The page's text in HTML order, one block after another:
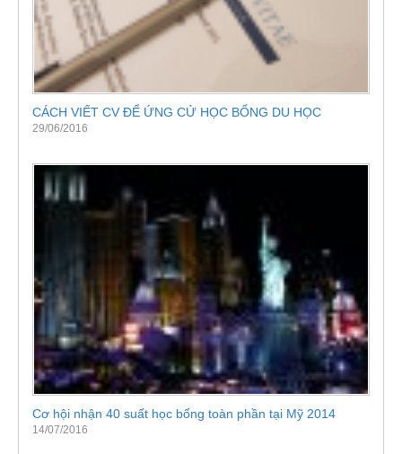
CÁCH VIẾT CV ĐỂ ỨNG CỬ HỌC BỔNG DU HỌC
29/06/2016
Cơ hội nhận 40 suất học bổng toàn phần tại Mỹ 2014
14/07/2016